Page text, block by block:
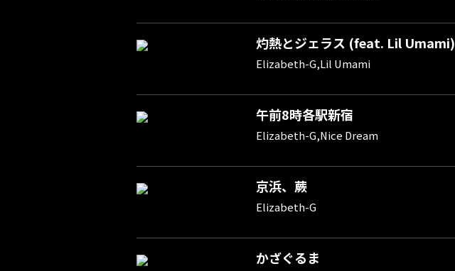
灼熱とジェラス (feat. Lil Umami)
Elizabeth-G,Lil Umami
午前8時各駅新宿
Elizabeth-G,Nice Dream
京浜、蕨
Elizabeth-G
かざぐるま